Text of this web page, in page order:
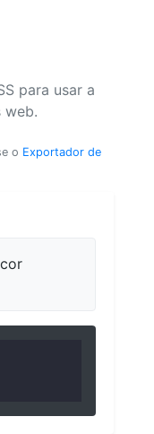
para usar a
web.
o Exportador de